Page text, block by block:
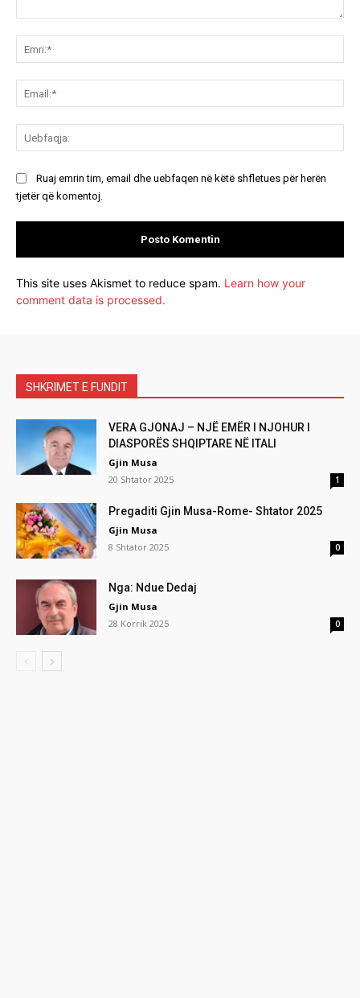
Ruaj emrin tim, email dhe uebfaqen në këtë shfletues për herën
tjetër që komentoj.
This site uses Akismet to reduce spam. Learn how your
comment data is processed.
SHKRIMET E FUNDIT
VERA GJONAJ – NJË EMËR I NJOHUR I
DIASPORËS SHQIPTARE NË ITALI
Gjin Musa
20 Shtator 2025
1
Pregaditi Gjin Musa-Rome- Shtator 2025
Gjin Musa
8 Shtator 2025
0
Nga: Ndue Dedaj
Gjin Musa
28 Korrik 2025
0